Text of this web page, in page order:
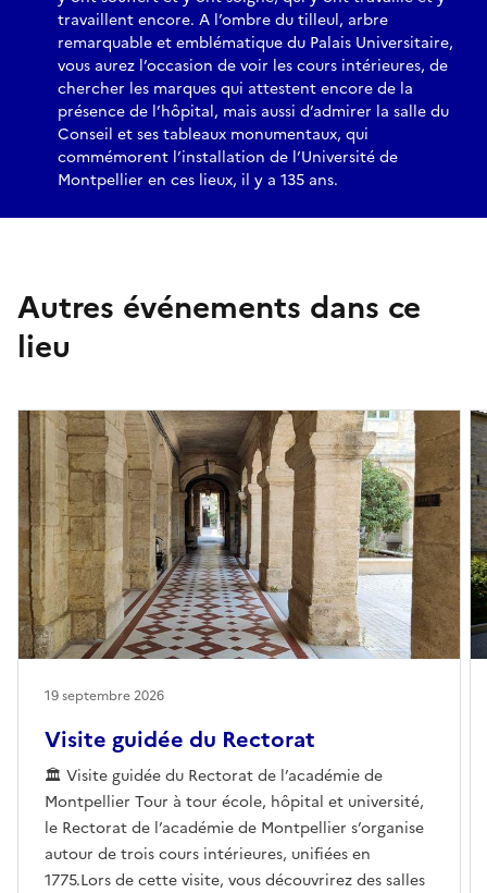
travaillent encore. A l’ombre du tilleul, arbre
remarquable et emblématique du Palais Universitaire,
vous aurez l’occasion de voir les cours intérieures, de
chercher les marques qui attestent encore de la
présence de l’hôpital, mais aussi d’admirer la salle du
Conseil et ses tableaux monumentaux, qui
commémorent l’installation de l’Université de
Montpellier en ces lieux, il y a 135 ans.
Autres événements dans ce
lieu
Visite guidée du Rectorat
🏛️ Visite guidée du Rectorat de l’académie de
Montpellier Tour à tour école, hôpital et université,
le Rectorat de l’académie de Montpellier s’organise
autour de trois cours intérieures, unifiées en
1775.Lors de cette visite, vous découvrirez des salles
19 septembre 2026